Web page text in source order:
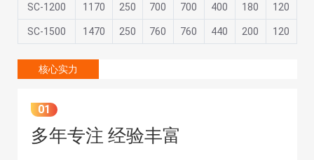
SC-1200 1170 250 700 700 400 180 120
SC-1500 1470 250 760 760 440 200 120
核心实力
01
多年专注 经验丰富